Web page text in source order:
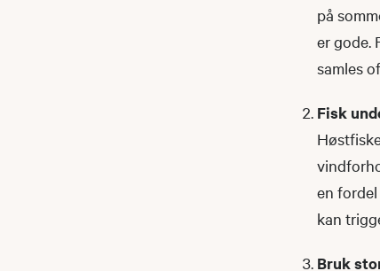
på
er gode.
samles
Fisk
en
kan
Bruk